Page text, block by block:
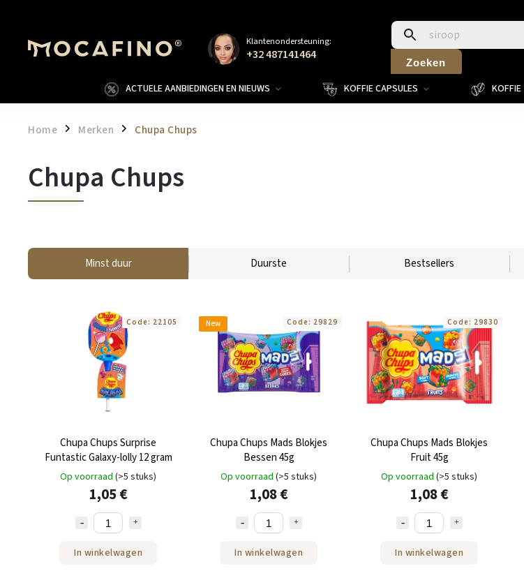
Klantenondersteuning:
+32 487141464 Zoeken
ACTUELE AANBIEDINGEN EN NIEUWS KOFFIE CAPSULES KOFFIE
Home / Merken / Chupa Chups
Chupa Chups
Minst duur Duurste Bestsellers
Chupa Chups Surprise
Funtastic Galaxy-lolly 12 gram
Op voorraad (>5 stuks)
1,05 €
In winkelwagen
Code: 22105 New
Chupa Chups Mads Blokjes
Bessen 45g
Op voorraad (>5 stuks)
1,08 €
In winkelwagen
Code: 29829
Chupa Chups Mads Blokjes
Fruit 45g
Op voorraad (>5 stuks)
1,08 €
In winkelwagen
Code: 29830